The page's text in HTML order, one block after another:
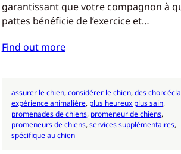
garantissant que votre compagnon à
pattes bénéficie de l’exercice et…
Find out more
assurer le chien, considérer le chien, des choix
expérience animalière, plus heureux plus sain
promenades de chiens, promeneur de chiens
promeneurs de chiens, services supplémentaires
spécifique au chien